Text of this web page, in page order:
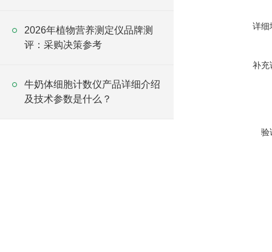
详细
补充
验
2026年植物营养测定仪品牌测
评：采购决策参考
牛奶体细胞计数仪产品详细介绍
及技术参数是什么？